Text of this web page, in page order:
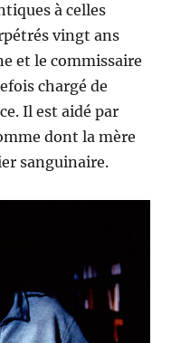
à celles
vingt ans
et le commissaire
chargé de
Il est aidé par
dont la mère
sanguinaire.